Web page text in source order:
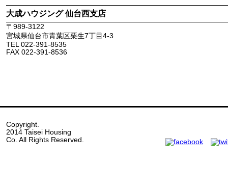
大成ハウジング 仙台西支店
〒 989-3122
宮城県仙台市青葉区栗生7丁目4-3
TEL 022-391-8535
FAX 022-391-8536
Copyright.
2014 Taisei Housing
Co. All Rights Reserved.